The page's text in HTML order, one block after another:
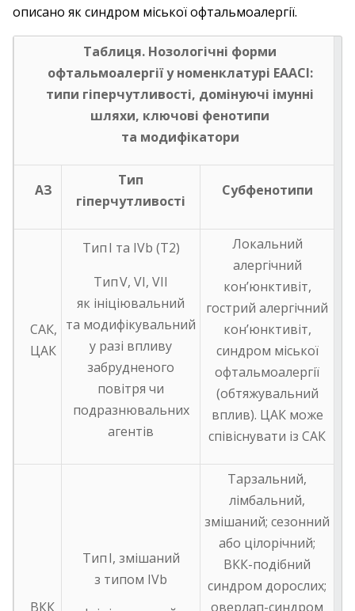
описано як синдром міської офтальмоалергії.
Таблиця. Нозологічні форми
офтальмоалергії у номенклатурі EAACI:
типи гіперчутливості, домінуючі імунні
шляхи, ключові фенотипи
та модифікатори
АЗ
Тип
гіперчутливості
Субфенотипи
САК,
ЦАК
Тип I та IVb (T2)
Tип V, VI, VII
як ініціювальний
та модифікувальний
у разі впливу
забрудненого
повітря чи
подразнювальних
агентів
Локальний
алергічний
кон’юнктивіт,
гострий алергічний
кон’юнктивіт,
синдром міської
офтальмоалергії
(обтяжувальний
вплив). ЦАК може
співіснувати із САК
ВКК
Тип I, змішаний
з типом IVb
Тарзальний,
лімбальний,
змішаний; сезонний
або цілорічний;
ВКК-подібний
синдром дорослих;
оверлап-синдром